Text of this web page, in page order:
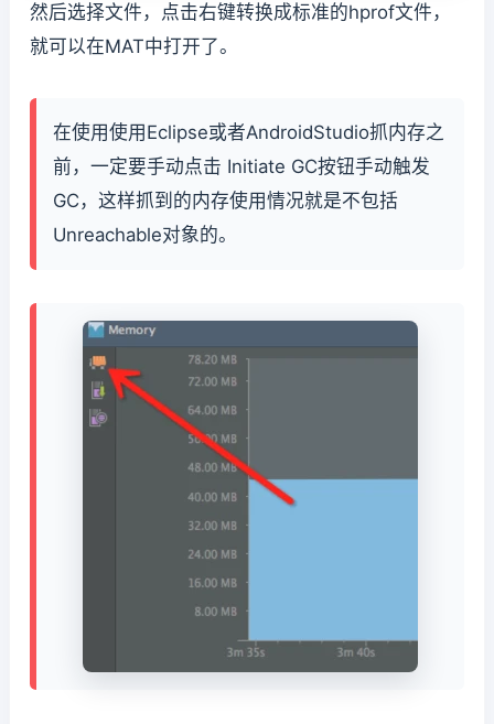
然后选择文件，点击右键转换成标准的hprof文件，
就可以在MAT中打开了。
在使用使用Eclipse或者AndroidStudio抓内存之
前，一定要手动点击 Initiate GC按钮手动触发
GC，这样抓到的内存使用情况就是不包括
Unreachable对象的。